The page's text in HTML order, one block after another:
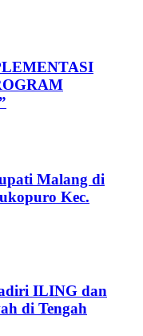
Malang di
Kec.
ILING dan
di Tengah